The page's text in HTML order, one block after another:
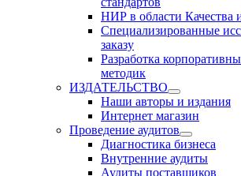
НИР в области Качества
Специализированные
заказу
Разработка
методик
ИЗДАТЕЛЬСТВО
Наши авторы и издания
Интернет магазин
Проведение аудитов
Диагностика бизнеса
Внутренние аудиты
Аудиты поставщиков